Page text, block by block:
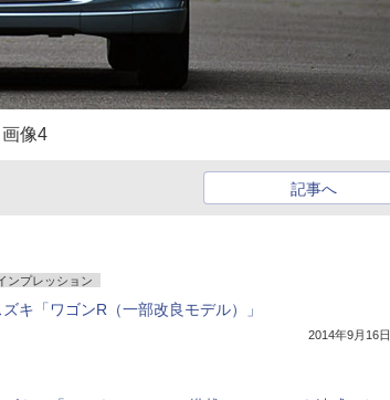
像4
記事へ
ンプレッション
ズキ「ワゴンR（一部改良モデル）」
2014年9月16日